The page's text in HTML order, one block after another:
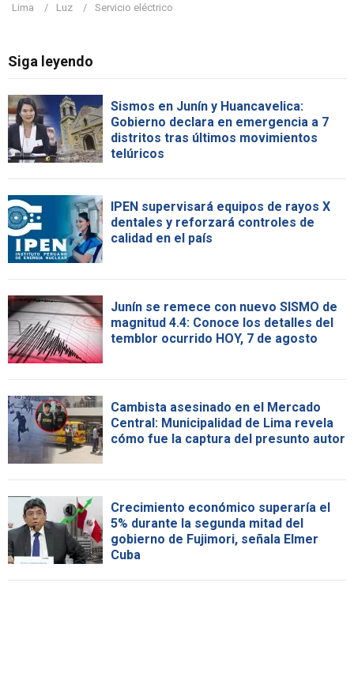
Lima
Luz Servicio eléctrico
Siga leyendo
Sismos en Junín y Huancavelica:
Gobierno declara en emergencia a 7
distritos tras últimos movimientos
telúricos
IPEN supervisará equipos de rayos X
dentales y reforzará controles de
calidad en el país
Junín se remece con nuevo SISMO de
magnitud 4.4: Conoce los detalles del
temblor ocurrido HOY, 7 de agosto
Cambista asesinado en el Mercado
Central: Municipalidad de Lima revela
cómo fue la captura del presunto autor
Crecimiento económico superaría el
5% durante la segunda mitad del
gobierno de Fujimori, señala Elmer
Cuba